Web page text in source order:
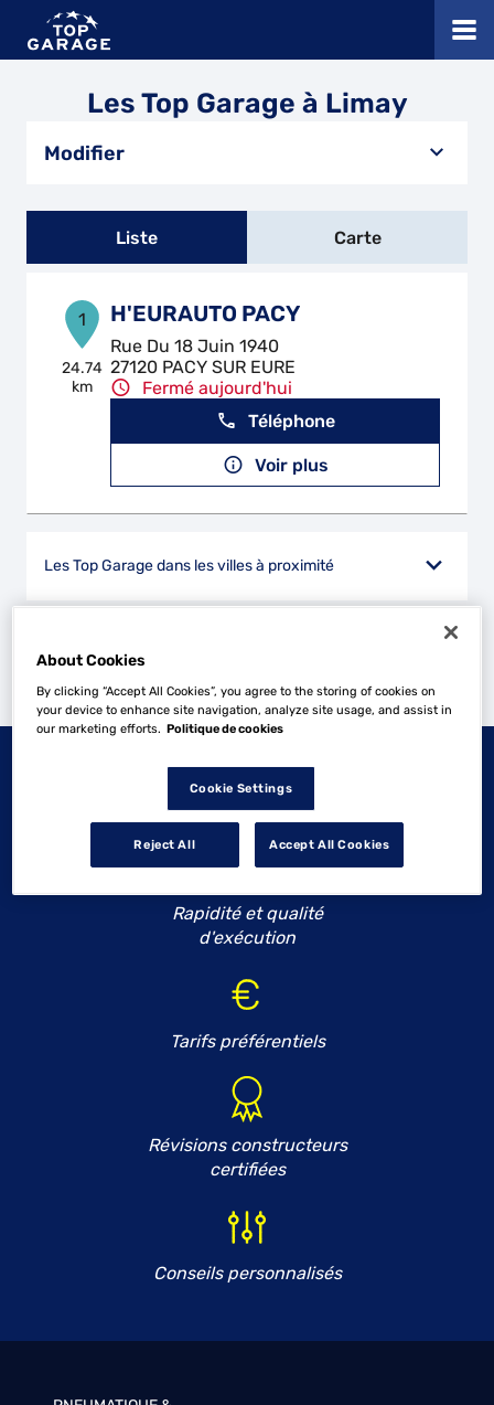
Les Top Garage à Limay
Modifier
Liste Carte
1
24.74
km
H'EURAUTO PACY
Rue Du 18 Juin 1940
27120 PACY SUR EURE
Fermé aujourd'hui
Téléphone
Voir plus
Les Top Garage dans les villes à proximité
Powered byevermaps ©
NOS ENGAGEMENTS
GARAGE
Rapidité et qualité
d'exécution
Tarifs préférentiels
Révisions constructeurs
certifiées
Conseils personnalisés
About Cookies
By clicking “Accept All Cookies”, you agree to the storing of cookies on
your device to enhance site navigation, analyze site usage, and assist in
our marketing efforts. Politique de cookies
Cookie Settings
Reject All Accept All Cookies